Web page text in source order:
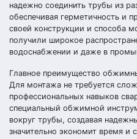
надежно соединить трубы из
обеспечивая герметичность и
своей конструкции и способа
получили широкое
водоснабжении и даже в
Главное преимущество
Для монтажа не требуется
профессиональных навыков
специальный обжимной
вокруг трубы, создавая
значительно экономит время и